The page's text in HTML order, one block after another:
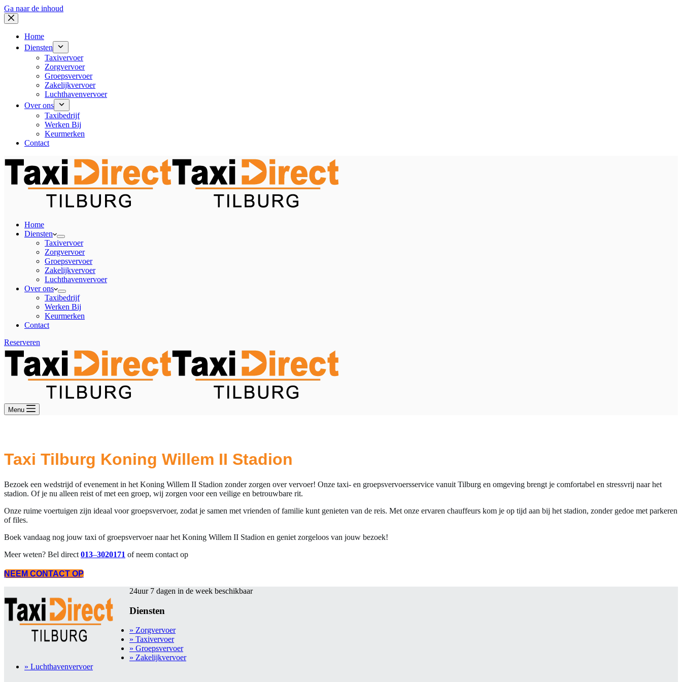
Ga naar de inhoud
Home
Diensten
Taxivervoer
Zorgvervoer
Groepsvervoer
Zakelijkvervoer
Luchthavenvervoer
Over ons
Taxibedrijf
Werken Bij
Keurmerken
Contact
Home
Diensten
Taxivervoer
Zorgvervoer
Groepsvervoer
Zakelijkvervoer
Luchthavenvervoer
Over ons
Taxibedrijf
Werken Bij
Keurmerken
Contact
Reserveren
Menu
Taxi Tilburg Koning Willem II Stadion
Bezoek een wedstrijd of evenement in het Koning Willem II Stadion zonder zorgen over vervoer! Onze taxi- en groepsvervoersservice vanuit Tilburg en omgeving brengt je comfortabel en stressvrij naar het
stadion. Of je nu alleen reist of met een groep, wij zorgen voor een veilige en betrouwbare rit.
Onze ruime voertuigen zijn ideaal voor groepsvervoer, zodat je samen met vrienden of familie kunt genieten van de reis. Met onze ervaren chauffeurs kom je op tijd aan bij het stadion, zonder gedoe met parkeren
of files.
Boek vandaag nog jouw taxi of groepsvervoer naar het Koning Willem II Stadion en geniet zorgeloos van jouw bezoek!
Meer weten? Bel direct 013–3020171 of neem contact op
NEEM CONTACT OP
24uur 7 dagen in de week beschikbaar
Diensten
» Zorgvervoer
» Taxivervoer
» Groepsvervoer
» Zakelijkvervoer
» Luchthavenvervoer